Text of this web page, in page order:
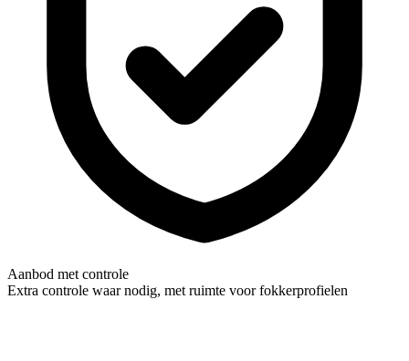
Aanbod met controle
Extra controle waar nodig, met ruimte voor fokkerprofielen